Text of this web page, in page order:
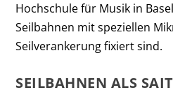
Hochschule für Musik in
Seilbahnen mit speziellen
Seilverankerung fixiert sind.
SEILBAHNEN ALS